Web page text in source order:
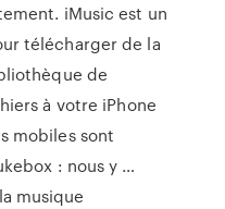
iMusic est un
télécharger de la
de
à votre iPhone
mobiles sont
: nous y …
musique